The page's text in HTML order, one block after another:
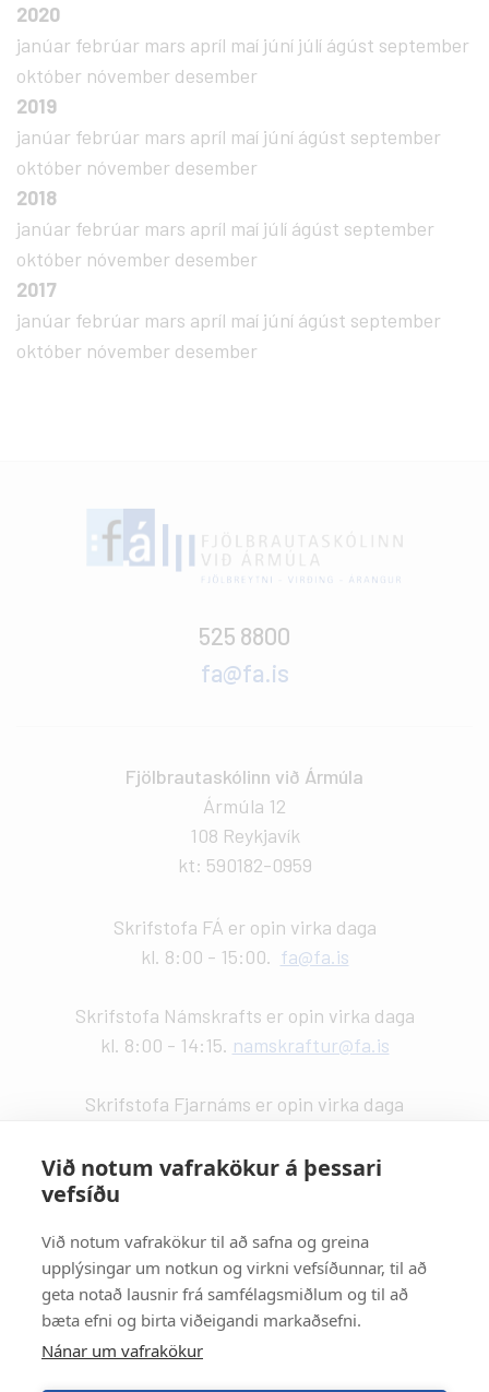
Við notum vafrakökur á þessari
vefsíðu
Við notum vafrakökur til að safna og greina
upplýsingar um notkun og virkni vefsíðunnar, til að
geta notað lausnir frá samfélagsmiðlum og til að
bæta efni og birta viðeigandi markaðsefni.
Nánar um vafrakökur
2020
janúar febrúar mars apríl maí júní júlí ágúst september
október nóvember desember
2019
janúar febrúar mars apríl maí júní ágúst september
október nóvember desember
2018
janúar febrúar mars apríl maí júlí ágúst september
október nóvember desember
2017
janúar febrúar mars apríl maí júní ágúst september
október nóvember desember
525 8800
fa@fa.is
Fjölbrautaskólinn við Ármúla
Ármúla 12
108 Reykjavík
kt: 590182-0959
Skrifstofa FÁ er opin virka daga
kl. 8:00 - 15:00. fa@fa.is
Skrifstofa Námskrafts er opin virka daga
kl. 8:00 - 14:15. namskraftur@fa.is
Skrifstofa Fjarnáms er opin virka daga
Strætisvagnar:
Númer 11 stansar við Háaleitisbraut.
Númer 2, 5, 15 og 17 stansa við Suðurlandsbraut.